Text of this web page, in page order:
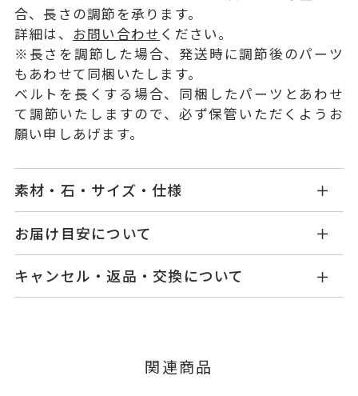
合、長さの調節を承ります。
詳細は、 お問い合わせ ください。
※長さを調節した場合、発送時に調節後のパーツ
もあわせて同梱いたします。
ベルトを長くする場合、同梱したパーツとあわせ
て調節いたしますので、必ず保管いただくようお
願い申しあげます。
素材・石・サイズ・仕様
品番
KY1901T003WDSS
素材
ル
モンド
お届け目安について
せ。
ご注文およびご入金確認後、以下の日程にて発送
■お届け目安が「3営業日以内に発送」の商品
キャンセル・返品・交換について
ージの購入履歴一覧よりご注文状況をご確認いた
関連商品